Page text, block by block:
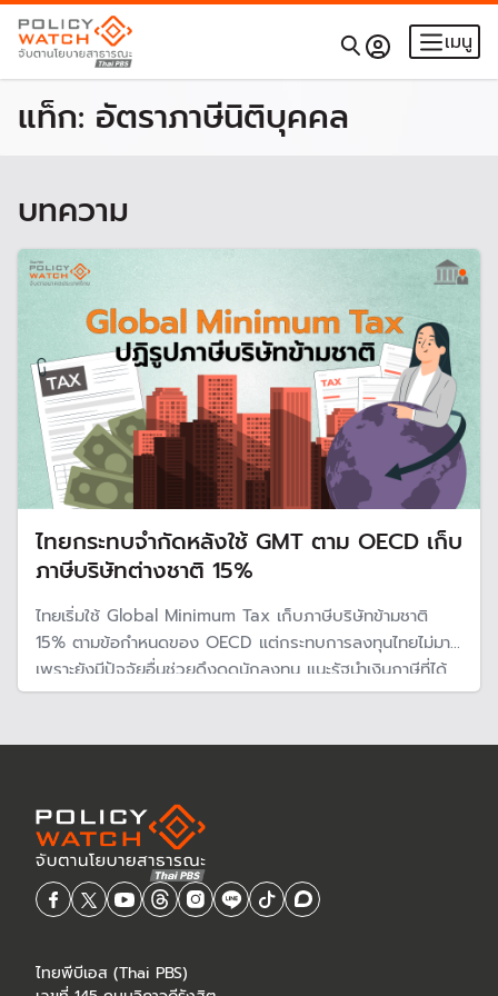
เมนู
แท็ก: อัตราภาษีนิติบุคคล
บทความ
ไทยกระทบจำกัดหลังใช้ GMT ตาม OECD เก็บ
ภาษีบริษัทต่างชาติ 15%
ไทยเริ่มใช้ Global Minimum Tax เก็บภาษีบริษัทข้ามชาติ
15% ตามข้อกำหนดของ OECD แต่กระทบการลงทุนไทยไม่มาก
เพราะยังมีปัจจัยอื่นช่วยดึงดูดนักลงทุน แนะรัฐนำเงินภาษีที่ได้
ไปลงทุนพัฒนาทักษะแรงงาน
ไทยพีบีเอส (Thai PBS)